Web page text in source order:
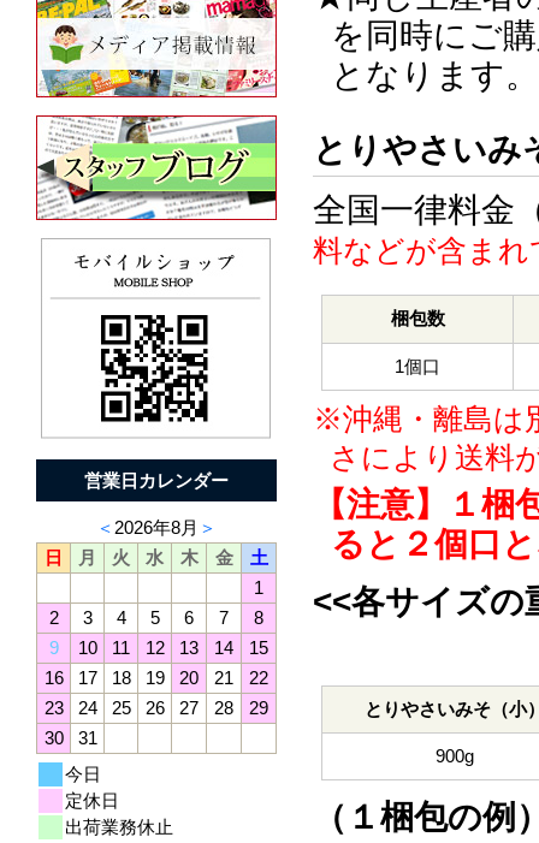
営業日カレンダー
＜ 2026年8月 ＞
日
月 火 水 木 金
土
1
2
3 4 5 6 7
8
9
10 11 12 13 14
15
16
17 18 19 20 21
22
23
24 25 26 27 28
29
30
31
今日
定休日
出荷業務休止
を同時にご
となります。
とりやさいみ
全国一律料金
料などが含ま
梱包数
1個口
※沖縄・離島は
さにより送料
【注意】１
ると２個口
<<各サイズの
とりやさいみそ（小
900g
（１梱包の例